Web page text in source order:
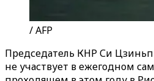
/ AFP
Председатель КНР Си
не участвует в ежегодном